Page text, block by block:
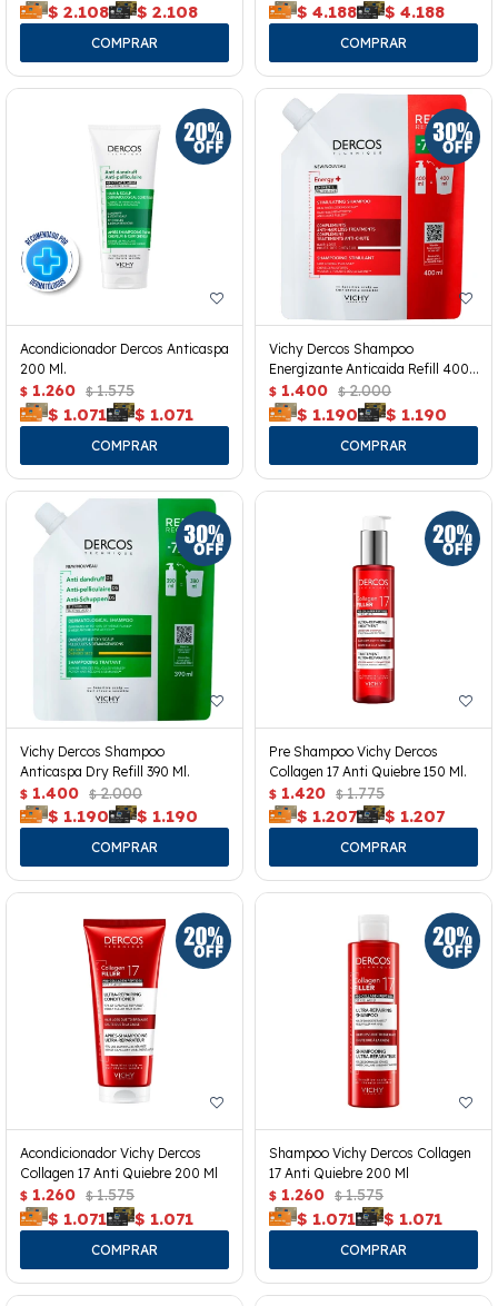
$ 2.108 $ 2.108 $ 4.188 $ 4.188
Acondicionador Dercos Anticaspa
200 Ml.
$ 1.260 $ 1.575
$ 1.071 $ 1.071
Vichy Dercos Shampoo
Energizante Anticaida Refill 400
Ml.
$ 1.400 $ 2.000
$ 1.190 $ 1.190
Vichy Dercos Shampoo
Anticaspa Dry Refill 390 Ml.
$ 1.400 $ 2.000
$ 1.190 $ 1.190
Pre Shampoo Vichy Dercos
Collagen 17 Anti Quiebre 150 Ml.
$ 1.420 $ 1.775
$ 1.207 $ 1.207
Acondicionador Vichy Dercos
Collagen 17 Anti Quiebre 200 Ml
$ 1.260 $ 1.575
$ 1.071 $ 1.071
Shampoo Vichy Dercos Collagen
17 Anti Quiebre 200 Ml
$ 1.260 $ 1.575
$ 1.071 $ 1.071